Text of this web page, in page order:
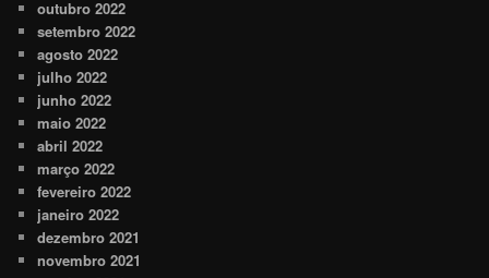
outubro 2022
setembro 2022
agosto 2022
julho 2022
junho 2022
maio 2022
abril 2022
março 2022
fevereiro 2022
janeiro 2022
dezembro 2021
novembro 2021